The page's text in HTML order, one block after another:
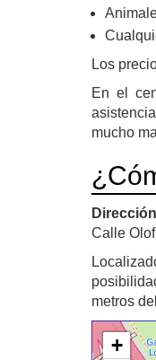
Los
En el
mucho
Calle
metros
+